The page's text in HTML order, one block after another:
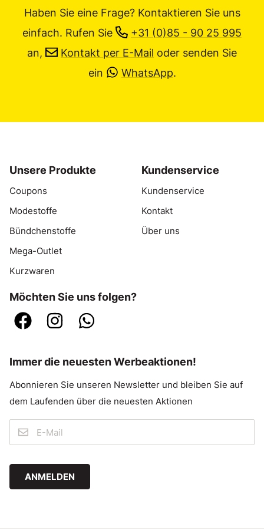
Haben Sie eine Frage? Kontaktieren Sie uns
einfach. Rufen Sie
+31 (0)85 - 90 25 995
an,
Kontakt per E-Mail oder senden Sie
ein
WhatsApp.
Unsere Produkte
Coupons
Modestoffe
Bündchenstoffe
Mega-Outlet
Kurzwaren
Kundenservice
Kundenservice
Kontakt
Über uns
Möchten Sie uns folgen?
Immer die neuesten Werbeaktionen!
Abonnieren Sie unseren Newsletter und bleiben Sie auf
dem Laufenden über die neuesten Aktionen
ANMELDEN